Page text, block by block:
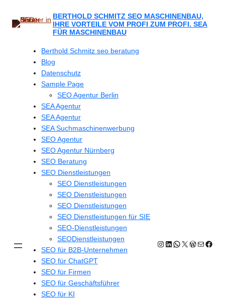
springen
BERTHOLD SCHMITZ SEO MASCHINENBAU,
IHRE VORTEILE VOM PROFI ZUM PROFI. SEA
FÜR MASCHINENBAU
Berthold Schmitz seo beratung
Blog
Datenschutz
Sample Page
SEO Agentur Berlin
SEA Agentur
SEA Agentur
SEA Suchmaschinenwerbung
SEO Agentur
SEO Agentur Nürnberg
SEO Beratung
SEO Dienstleistungen
SEO Dienstleistungen
SEO Dienstleistungen
SEO Dienstleistungen
SEO Dienstleistungen für SIE
SEO-Dienstleistungen
SEODienstleistungen
SEO für B2B-Unternehmen
SEO für ChatGPT
SEO für Firmen
SEO für Geschäftsführer
SEO für KI
Instagram
LinkedIn
WhatsApp
X E-Mail